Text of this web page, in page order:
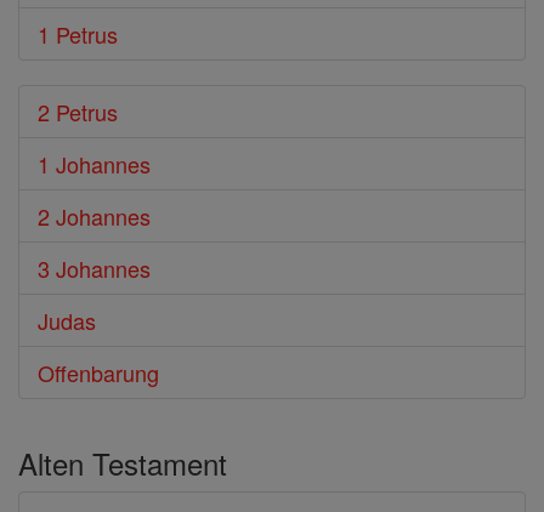
1 Petrus
2 Petrus
1 Johannes
2 Johannes
3 Johannes
Judas
Offenbarung
Alten Testament